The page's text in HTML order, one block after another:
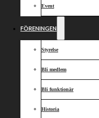
Event
FÖRENINGEN
Styrelse
Bli medlem
Bli funktionär
Historia